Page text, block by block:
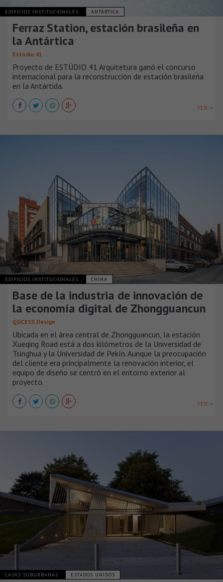
EDIFICIOS INSTITUCIONALES ANTÁRTICA
Ferraz Station, estación brasileña en
la Antártica
Estúdio 41
Proyecto de ESTÚDIO 41 Arquitetura ganó el concurso
internacional para la reconstrucción de estación brasileña
en la Antártida.
VER +
EDIFICIOS INSTITUCIONALES CHINA
Base de la industria de innovación de
la economía digital de Zhongguancun
QUCESS Design
Ubicada en el área central de Zhongguancun, la estación
Xueqing Road está a dos kilómetros de la Universidad de
Tsinghua y la Universidad de Pekín. Aunque la preocupación
del cliente era principalmente la renovación interior, el
equipo de diseño se centró en el entorno exterior al
proyecto.
VER +
CASAS SUBURBANAS ESTADOS UNIDOS